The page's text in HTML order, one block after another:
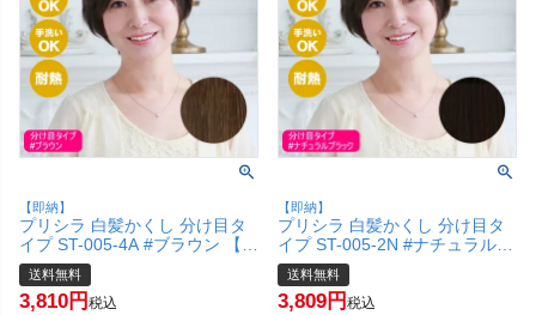
【即納】
プリシラ 白髪かくし 分け目タ
イプ ST-005-4A #ブラウン 【白
髪隠し カバー ピンポイント 頭
頂部ウィッグ つけ毛 かつら 医
療用 和装 コスプレ 自然 簡単
送料無料
3,810 税込
【即納】
プリシラ 白髪かくし 分け目タ
イプ ST-005-2N #ナチュラルブ
ラック 【白髪隠し カバー ピン
ポイント 頭頂部ウィッグ つけ
毛 かつら 医療用 和装 コスプレ
送料無料
3,809 税込